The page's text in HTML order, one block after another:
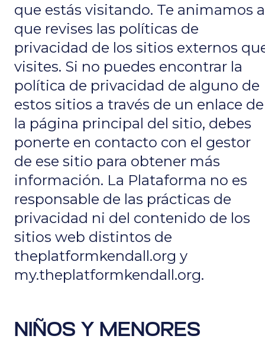
que estás visitando. Te animamos a
que revises las políticas de
privacidad de los sitios externos
visites. Si no puedes encontrar la
política de privacidad de alguno de
estos sitios a través de un enlace de
la página principal del sitio, debes
ponerte en contacto con el gestor
de ese sitio para obtener más
información. La Plataforma no es
responsable de las prácticas de
privacidad ni del contenido de los
sitios web distintos de
theplatformkendall.org y
my.theplatformkendall.org.
NIÑOS Y MENORES